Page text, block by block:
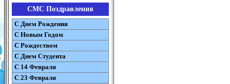
СМС Поздравления
С Днем Рождения
С Новым Годом
С Рождеством
C Днем Студента
С 14 Февраля
С 23 Февраля